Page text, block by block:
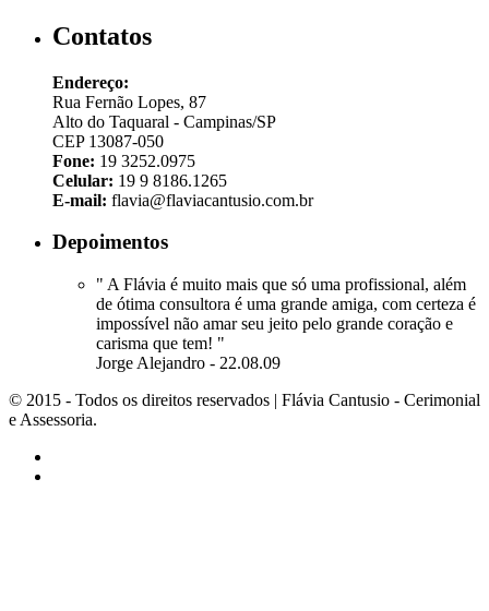
Contatos
Endereço:
Rua Fernão Lopes, 87
Alto do Taquaral - Campinas/SP
CEP 13087-050
Fone: 19 3252.0975
Celular: 19 9 8186.1265
E-mail: flavia@flaviacantusio.com.br
Depoimentos
" A Flávia é muito mais que só uma profissional, além
de ótima consultora é uma grande amiga, com certeza é
impossível não amar seu jeito pelo grande coração e
carisma que tem! "
Jorge Alejandro - 22.08.09
© 2015 - Todos os direitos reservados | Flávia Cantusio - Cerimonial
e Assessoria.